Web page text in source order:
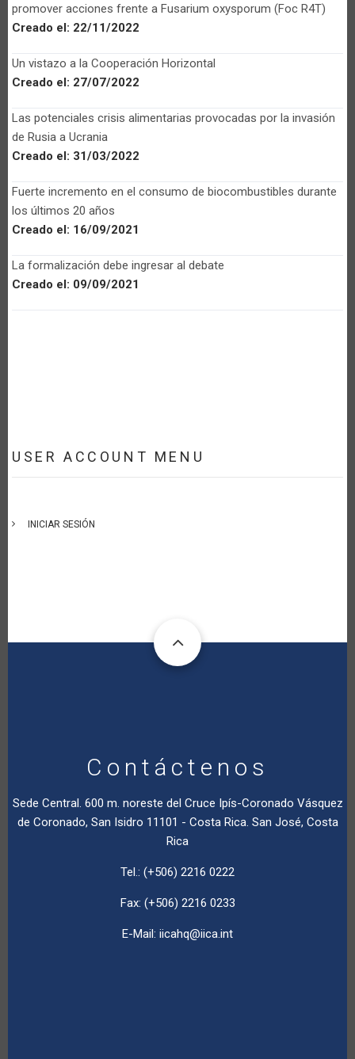
promover acciones frente a Fusarium oxysporum (Foc R4T)
Creado el: 22/11/2022
Un vistazo a la Cooperación Horizontal
Creado el: 27/07/2022
Las potenciales crisis alimentarias provocadas por la invasión
de Rusia a Ucrania
Creado el: 31/03/2022
Fuerte incremento en el consumo de biocombustibles durante
los últimos 20 años
Creado el: 16/09/2021
La formalización debe ingresar al debate
Creado el: 09/09/2021
USER ACCOUNT MENU
INICIAR SESIÓN
Contáctenos
Sede Central. 600 m. noreste del Cruce Ipís-Coronado Vásquez
de Coronado, San Isidro 11101 - Costa Rica. San José, Costa
Rica
Tel.: (+506) 2216 0222
Fax: (+506) 2216 0233
E-Mail: iicahq@iica.int